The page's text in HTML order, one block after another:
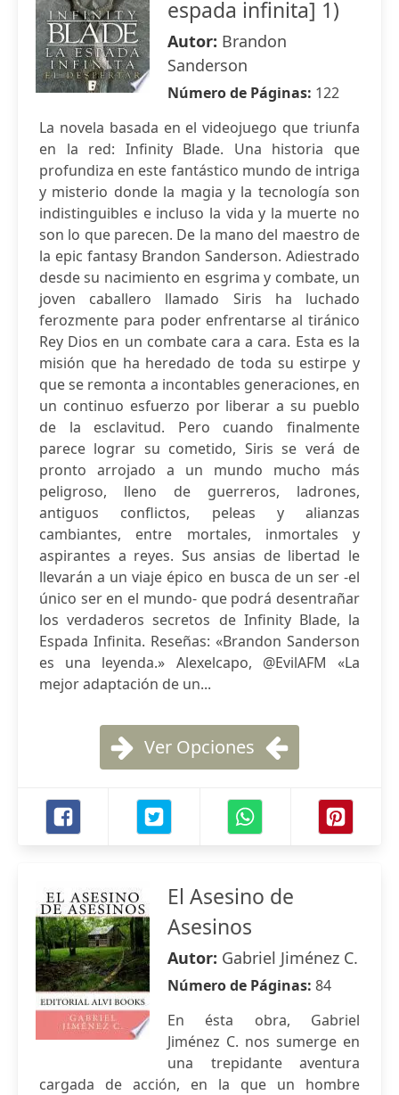
espada infinita] 1)
Autor: Brandon
Sanderson
Número de Páginas: 122
La novela basada en el videojuego que triunfa
en la red: Infinity Blade. Una historia que
profundiza en este fantástico mundo de intriga
y misterio donde la magia y la tecnología son
indistinguibles e incluso la vida y la muerte no
son lo que parecen. De la mano del maestro de
la epic fantasy Brandon Sanderson. Adiestrado
desde su nacimiento en esgrima y combate, un
joven caballero llamado Siris ha luchado
ferozmente para poder enfrentarse al tiránico
Rey Dios en un combate cara a cara. Esta es la
misión que ha heredado de toda su estirpe y
que se remonta a incontables generaciones, en
un continuo esfuerzo por liberar a su pueblo
de la esclavitud. Pero cuando finalmente
parece lograr su cometido, Siris se verá de
pronto arrojado a un mundo mucho más
peligroso, lleno de guerreros, ladrones,
antiguos conflictos, peleas y alianzas
cambiantes, entre mortales, inmortales y
aspirantes a reyes. Sus ansias de libertad le
llevarán a un viaje épico en busca de un ser -el
único ser en el mundo- que podrá desentrañar
los verdaderos secretos de Infinity Blade, la
Espada Infinita. Reseñas: «Brandon Sanderson
es una leyenda.» Alexelcapo, @EvilAFM «La
mejor adaptación de un...
Ver Opciones
El Asesino de
Asesinos
Autor: Gabriel Jiménez C.
Número de Páginas: 84
En ésta obra, Gabriel
Jiménez C. nos sumerge en
una trepidante aventura
cargada de acción, en la que un hombre